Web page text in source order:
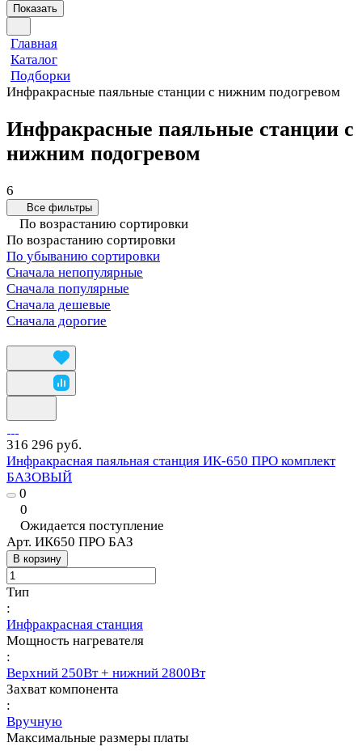
Показать
Главная
Каталог
Подборки
Инфракрасные паяльные станции с нижним подогревом
Инфракрасные паяльные станции с
нижним подогревом
6
Все фильтры
По возрастанию сортировки
По возрастанию сортировки
По убыванию сортировки
Сначала непопулярные
Сначала популярные
Сначала дешевые
Сначала дорогие
316 296 руб.
Инфракрасная паяльная станция ИК-650 ПРО комплект
БАЗОВЫЙ
0
0
Ожидается поступление
Арт. ИК650 ПРО БАЗ
В корзину
Тип
:
Инфракрасная станция
Мощность нагревателя
:
Верхний 250Вт + нижний 2800Вт
Захват компонента
:
Вручную
Максимальные размеры платы